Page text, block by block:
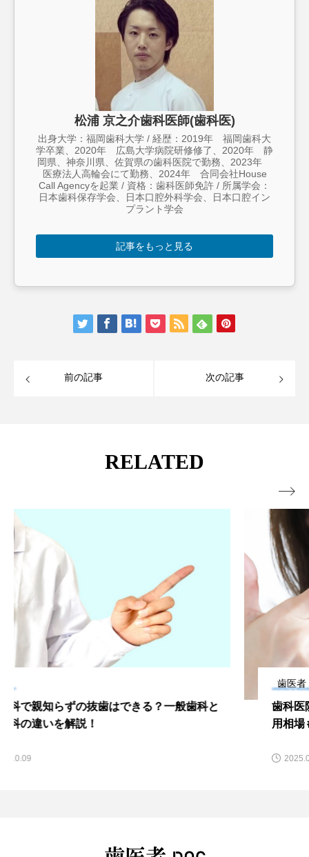
松浦 京之介歯科医師(歯科医)
出身大学：福岡歯科大学 / 経歴：2019年 福岡歯科大
学卒業、2020年 広島大学病院研修修了、2020年 静
岡県、神奈川県、佐賀県の歯科医院で勤務、2023年
医療法人高輪会にて勤務、2024年 合同会社House
Call Agencyを起業 / 資格：歯科医師免許 / 所属学会：
日本歯科保存学会、日本口腔外科学会、日本口腔イン
プラント学会
記事をもっと見る
前の記事 次の記事
RELATED
歯科医院での歯石の取り方｜歯石取りの頻度や費
用相場も解説
